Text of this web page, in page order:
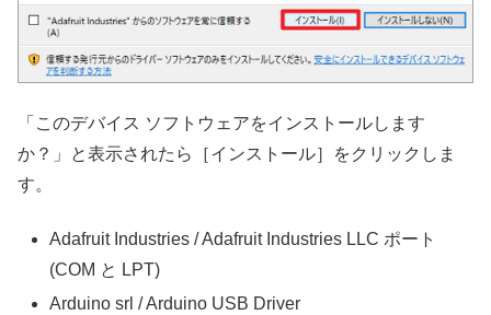
「このデバイス ソフトウェアをインストールします
か？」と表示されたら［インストール］をクリックしま
す。
Adafruit Industries / Adafruit Industries LLC ポート
(COM と LPT)
Arduino srl / Arduino USB Driver